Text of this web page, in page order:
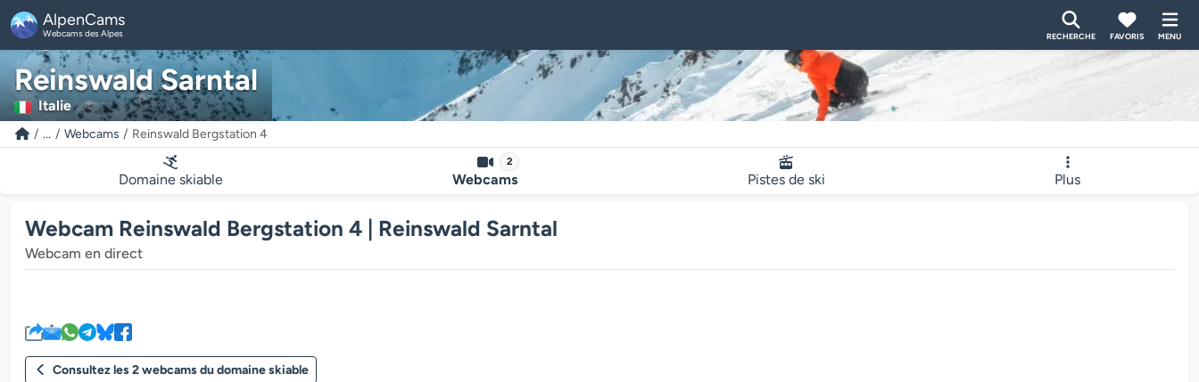
AlpenCams
Webcams des Alpes RECHERCHE FAVORIS MENU
Reinswald Sarntal
Italie
... Webcams Reinswald Bergstation 4
Domaine skiable
2
Webcams Pistes de ski Plus
Webcam Reinswald Bergstation 4 | Reinswald Sarntal
Webcam en direct
Consultez les 2 webcams du domaine skiable